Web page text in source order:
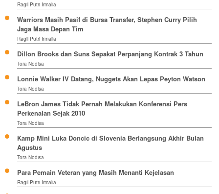
Ragil Putri Irmalia
Warriors Masih Pasif di Bursa Transfer, Stephen Curry Pilih
Jaga Masa Depan Tim
Ragil Putri Irmalia
Dillon Brooks dan Suns Sepakat Perpanjang Kontrak 3 Tahun
Tora Nodisa
Lonnie Walker IV Datang, Nuggets Akan Lepas Peyton Watson
Tora Nodisa
LeBron James Tidak Pernah Melakukan Konferensi Pers
Perkenalan Sejak 2010
Tora Nodisa
Kamp Mini Luka Doncic di Slovenia Berlangsung Akhir Bulan
Agustus
Tora Nodisa
Para Pemain Veteran yang Masih Menanti Kejelasan
Ragil Putri Irmalia